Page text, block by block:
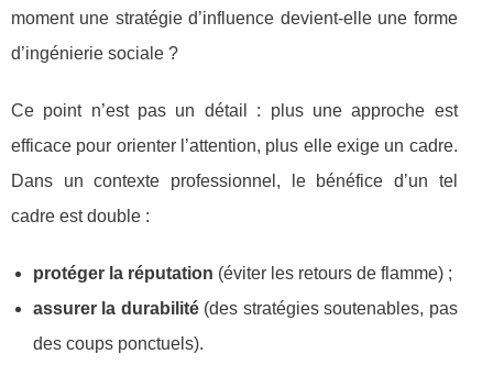
moment une stratégie d’influence devient-elle une forme
d’ingénierie sociale ?
Ce point n’est pas un détail : plus une approche est
efficace pour orienter l’attention, plus elle exige un cadre.
Dans un contexte professionnel, le bénéfice d’un tel
cadre est double :
protéger la réputation (éviter les retours de flamme) ;
assurer la durabilité(des stratégies soutenables, pas
des coups ponctuels).